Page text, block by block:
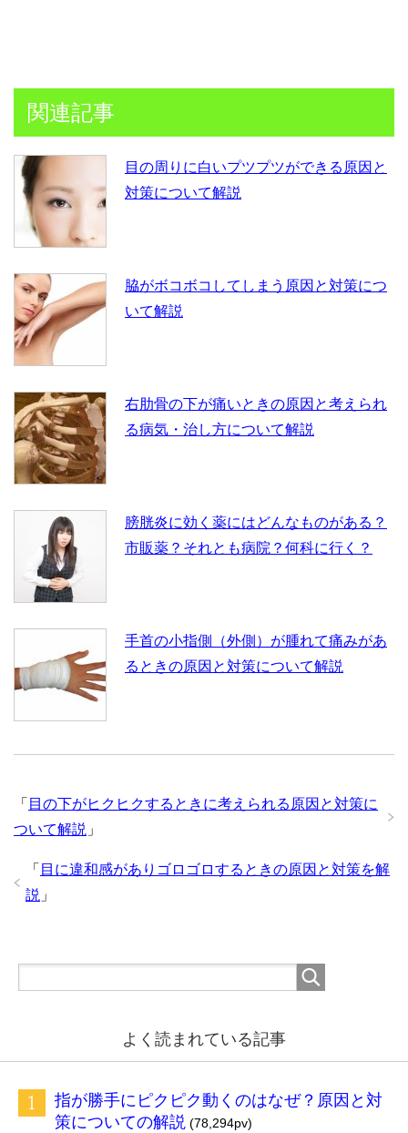
関連記事
目の周りに白いプツプツができる原因と
対策について解説
脇がボコボコしてしまう原因と対策につ
いて解説
右肋骨の下が痛いときの原因と考えられ
る病気・治し方について解説
膀胱炎に効く薬にはどんなものがある？
市販薬？それとも病院？何科に行く？
手首の小指側（外側）が腫れて痛みがあ
るときの原因と対策について解説
「 目の下がヒクヒクするときに考えられる原因と対策に
ついて解説 」
「 目に違和感がありゴロゴロするときの原因と対策を解
説 」
よく読まれている記事
指が勝手にピクピク動くのはなぜ？原因と対
策についての解説 (78,294pv)